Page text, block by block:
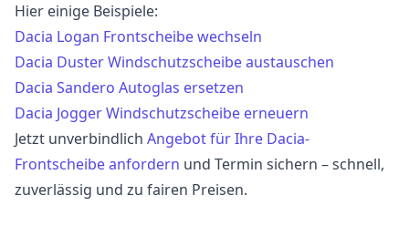
Hier einige Beispiele:
Dacia Logan Frontscheibe wechseln
Dacia Duster Windschutzscheibe austauschen
Dacia Sandero Autoglas ersetzen
Dacia Jogger Windschutzscheibe erneuern
Jetzt unverbindlich Angebot für Ihre Dacia-
Frontscheibe anfordern und Termin sichern – schnell,
zuverlässig und zu fairen Preisen.